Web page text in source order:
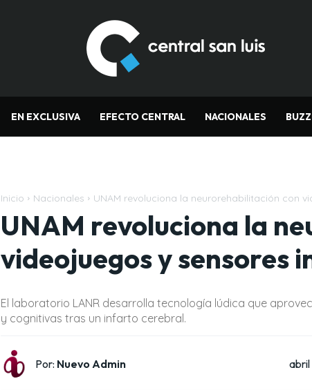
EN EXCLUSIVA EFECTO CENTRAL NACIONALES
Inicio Nacionales UNAM revoluciona la neurorehabilitación con
UNAM revoluciona la
videojuegos y sensores
El laboratorio LANR desarrolla tecnología lúdica que
y cognitivas tras un infarto cerebral.
Por: Nuevo Admin